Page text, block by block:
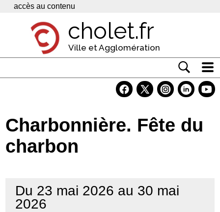
Panneau de gestion des cookies
accès au contenu
cholet.fr
Ville et Agglomération
Economie
Services
Charbonnière. Fête du
charbon
Du 23 mai 2026 au 30 mai
2026